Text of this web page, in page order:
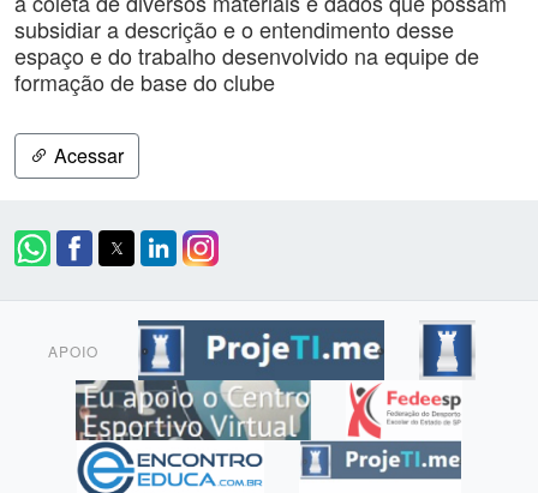
subsidiar a descrição e o entendimento desse
espaço e do trabalho desenvolvido na equipe de
formação de base do clube
Acessar
APOIO